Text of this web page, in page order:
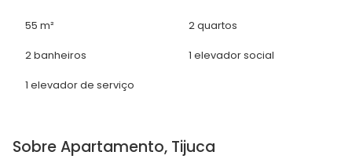
55 m² 2 quartos
2 banheiros 1 elevador social
1 elevador de serviço
Sobre Apartamento, Tijuca